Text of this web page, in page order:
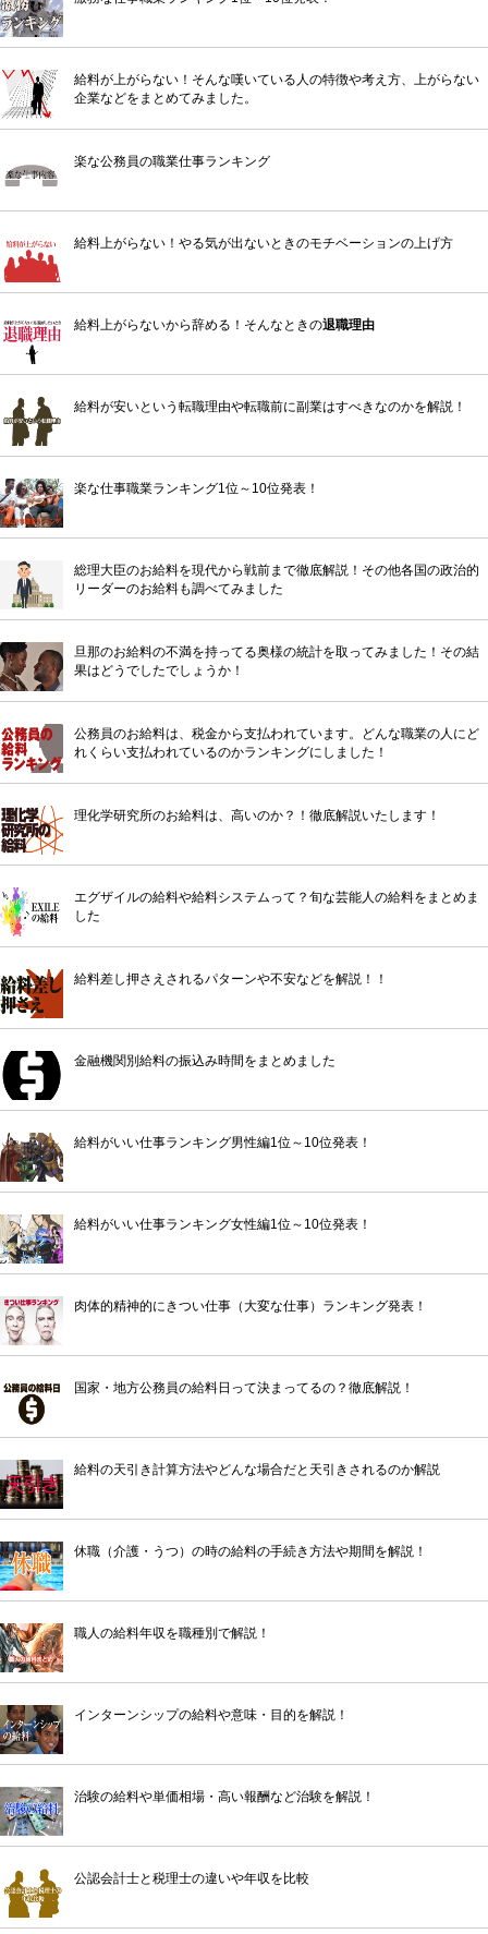
給料が上がらない！そんな嘆いている人の特徴や考え方、上がらない
企業などをまとめてみました。
楽な公務員の職業仕事ランキング
給料上がらない！やる気が出ないときのモチベーションの上げ方
給料上がらないから辞める！そんなときの退職理由
給料が安いという転職理由や転職前に副業はすべきなのかを解説！
楽な仕事職業ランキング1位～10位発表！
総理大臣のお給料を現代から戦前まで徹底解説！その他各国の政治的
リーダーのお給料も調べてみました
旦那のお給料の不満を持ってる奥様の統計を取ってみました！その結
果はどうでしたでしょうか！
公務員のお給料は、税金から支払われています。どんな職業の人にど
れくらい支払われているのかランキングにしました！
理化学研究所のお給料は、高いのか？！徹底解説いたします！
エグザイルの給料や給料システムって？旬な芸能人の給料をまとめま
した
給料差し押さえされるパターンや不安などを解説！！
金融機関別給料の振込み時間をまとめました
給料がいい仕事ランキング男性編1位～10位発表！
給料がいい仕事ランキング女性編1位～10位発表！
肉体的精神的にきつい仕事（大変な仕事）ランキング発表！
国家・地方公務員の給料日って決まってるの？徹底解説！
給料の天引き計算方法やどんな場合だと天引きされるのか解説
休職（介護・うつ）の時の給料の手続き方法や期間を解説！
職人の給料年収を職種別で解説！
インターンシップの給料や意味・目的を解説！
治験の給料や単価相場・高い報酬など治験を解説！
公認会計士と税理士の違いや年収を比較